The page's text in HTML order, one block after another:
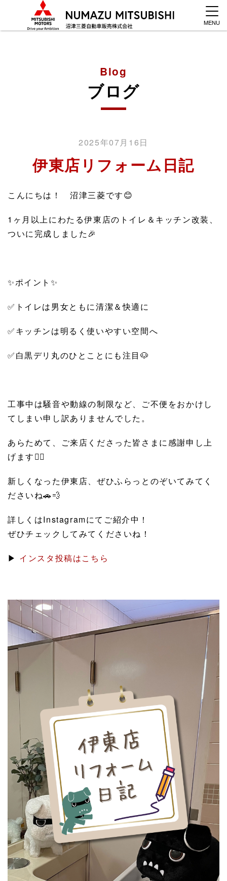
MENU
Blog
ブログ
2025年07月16日
伊東店リフォーム日記
こんにちは！ 沼津三菱です😊
1ヶ月以上にわたる伊東店のトイレ＆キッチン改装、
ついに完成しました🎉
✨ポイント✨
✅️トイレは男女ともに清潔＆快適に
✅️キッチンは明るく使いやすい空間へ
✅️白黒デリ丸のひとことにも注目🐶
工事中は騒音や動線の制限など、ご不便をおかけし
てしまい申し訳ありませんでした。
あらためて、ご来店くださった皆さまに感謝申し上
げます🙇‍♂️
新しくなった伊東店、ぜひふらっとのぞいてみてく
ださいね🚗💨
詳しくはInstagramにてご紹介中！
ぜひチェックしてみてくださいね！
▶ インスタ投稿はこちら